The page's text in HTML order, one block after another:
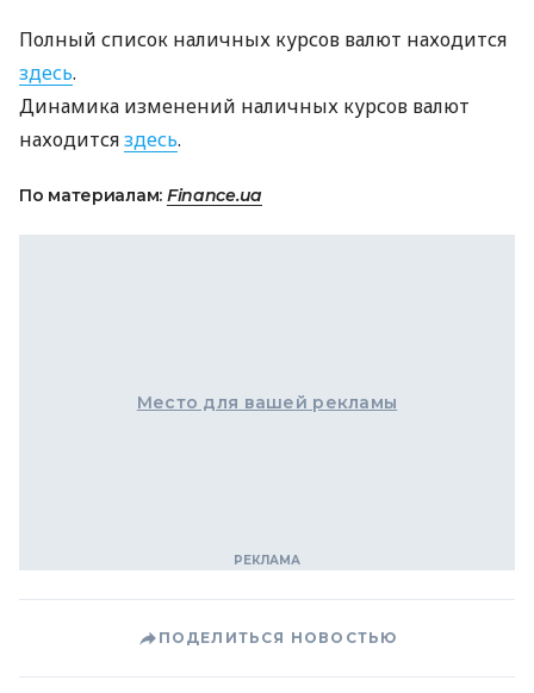
Полный список наличных курсов валют находится
здесь.
Динамика изменений наличных курсов валют
находитсяздесь.
По материалам: Finance.ua
Место для вашей рекламы
ПОДЕЛИТЬСЯ НОВОСТЬЮ